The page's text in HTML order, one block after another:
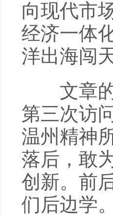
向现代市
经济一体
洋出海闯
文章的
第三次访
温州精神
落后，敢
创新。前
们后边学